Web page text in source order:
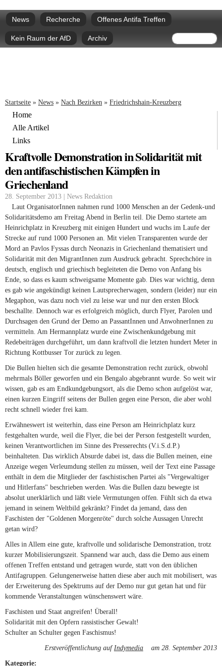
zum
Hauptmenü
News Recherche Offenes Antifa Treffen
Kein Raum der AfD Archiv Suche
Sie sind hier
Startseite » News » Nach Bezirken » Friedrichshain-Kreuzberg
Home
Alle Artikel
Links
Kraftvolle Demonstration in Solidarität mit
den antifaschistischen Kämpfen in
Griechenland
28. September 2013 | News Redaktion
Laut OrganisatorInnen nahmen rund 1000 Menschen an der Gedenk-und
Solidaritätsdemo am Freitag Abend in Berlin teil. Die Demo startete am
Heinrichplatz in Kreuzberg mit einigen Hundert und wuchs im Laufe der
Strecke auf rund 1000 Personen an. Mit vielen Transparenten wurde der
Mord an Pavlos Fyssas durch Neonazis in Griechenland thematisiert und
Solidarität mit den MigrantInnen zum Ausdruck gebracht. Sprechchöre in
deutsch, englisch und griechisch begleiteten die Demo von Anfang bis
Ende, so dass es kaum schweigsame Momente gab. Dies war wichtig, denn
es gab wie angekündigt keinen Lautsprecherwagen, sondern (leider) nur ein
Megaphon, was dazu noch viel zu leise war und nur den ersten Block
beschallte. Dennoch war es erfolgreich möglich, durch Flyer, Parolen und
Durchsagen den Grund der Demo an PassantInnen und AnwohnerInnen zu
vermitteln. Am Hermannplatz wurde eine Zwischenkundgebung mit
Redebeiträgen durchgeführt, um dann kraftvoll die letzten hundert Meter in
Richtung Kottbusser Tor zurück zu legen.
Die Bullen hielten sich die gesamte Demonstration recht zurück, obwohl
mehrmals Böller geworfen und ein Bengalo abgebrannt wurde. So weit wir
wissen, gab es am Endkundgebungsort, als die Demo schon aufgelöst war,
einen kurzen Eingriff seitens der Bullen gegen eine Person, die aber wohl
recht schnell wieder frei kam.
Erwähneswert ist weiterhin, dass eine Person am Heinrichplatz kurz
festgehalten wurde, weil die Flyer, die bei der Person festgestellt wurden,
keinen Verantwortlichen im Sinne des Presserechts (V.i.S.d.P.)
beinhalteten. Das wirklich Absurde dabei ist, dass die Bullen meinen, eine
Anzeige wegen Verleumdung stellen zu müssen, weil der Text eine Passage
enthält in dem die Mitglieder der faschistischen Partei als "Vergewaltiger
und Hitlerfans" beschrieben werden. Was die Bullen dazu bewegte ist
absolut unerklärlich und läßt viele Vermutungen offen. Fühlt sich da etwa
jemand in seinem Weltbild gekränkt? Findet da jemand, dass den
Faschisten der "Goldenen Morgenröte" durch solche Aussagen Unrecht
getan wird?
Alles in Allem eine gute, kraftvolle und solidarische Demonstration, trotz
kurzer Mobilisierungszeit. Spannend war auch, dass die Demo aus einem
offenen Treffen entstand und getragen wurde, statt von den üblichen
Antifagruppen. Gelungenerweise hatten diese aber auch mit mobilisert, was
der Erweiterung des Spektrums auf der Demo nur gut getan hat und für
kommende Veranstaltungen wünschenswert wäre.
Faschisten und Staat angreifen! Überall!
Solidarität mit den Opfern rassistischer Gewalt!
Schulter an Schulter gegen Faschismus!
Erstveröffentlichung aufIndymedia (link is external)
am 28. September 2013
Kategorie: